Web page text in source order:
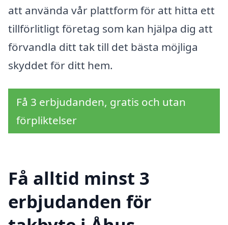
att använda vår plattform för att hitta ett
tillförlitligt företag som kan hjälpa dig att
förvandla ditt tak till det bästa möjliga
skyddet för ditt hem.
Få 3 erbjudanden, gratis och utan
förpliktelser
Få alltid minst 3
erbjudanden för